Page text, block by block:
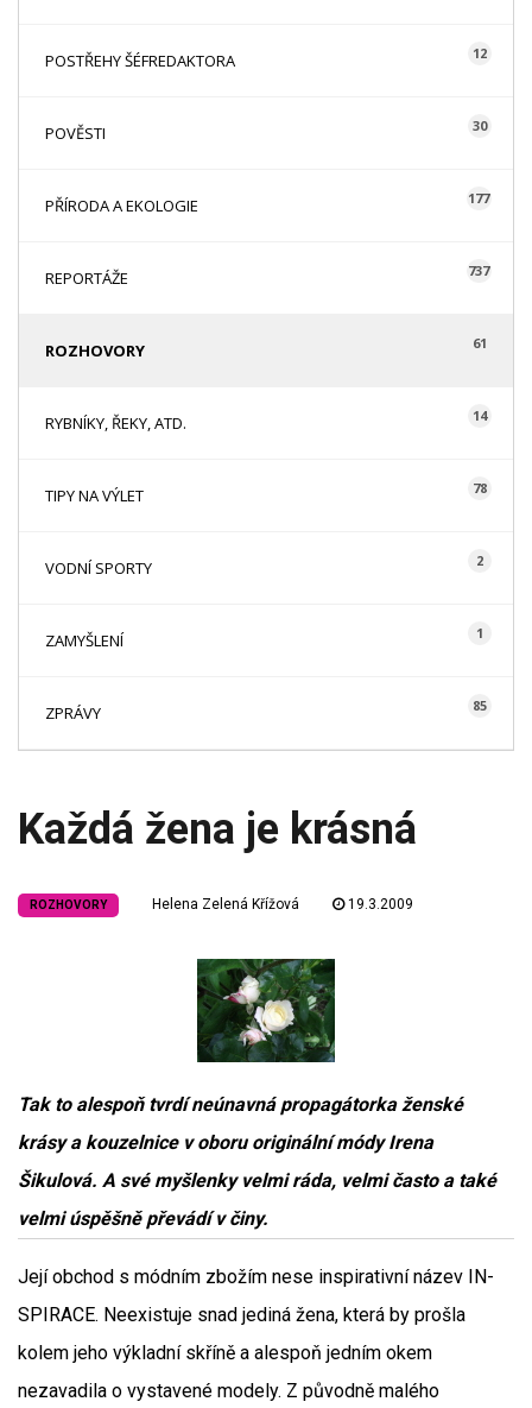
POSTŘEHY ŠÉFREDAKTORA 12
POVĚSTI 30
PŘÍRODA A EKOLOGIE 177
REPORTÁŽE 737
ROZHOVORY 61
RYBNÍKY, ŘEKY, ATD. 14
TIPY NA VÝLET 78
VODNÍ SPORTY 2
ZAMYŠLENÍ 1
ZPRÁVY 85
Každá žena je krásná
ROZHOVORY Helena Zelená Křížová 19.3.2009
Tak to alespoň tvrdí neúnavná propagátorka ženské
krásy a kouzelnice v oboru originální módy Irena
Šikulová. A své myšlenky velmi ráda, velmi často a také
velmi úspěšně převádí v činy.
Její obchod s módním zbožím nese inspirativní název IN-
SPIRACE. Neexistuje snad jediná žena, která by prošla
kolem jeho výkladní skříně a alespoň jedním okem
nezavadila o vystavené modely. Z původně malého